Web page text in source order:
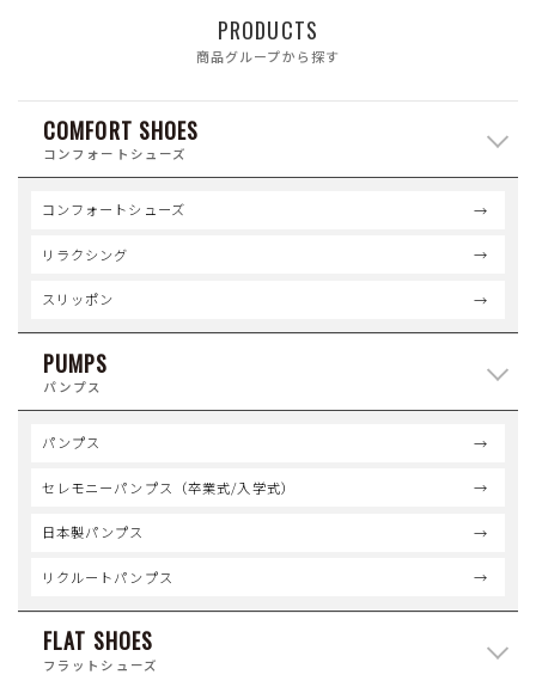
PRODUCTS
商品グループから探す
COMFORT SHOES
コンフォートシューズ
コンフォートシューズ
リラクシング
スリッポン
PUMPS
パンプス
パンプス
セレモニーパンプス（卒業式/入学式）
日本製パンプス
リクルートパンプス
FLAT SHOES
フラットシューズ